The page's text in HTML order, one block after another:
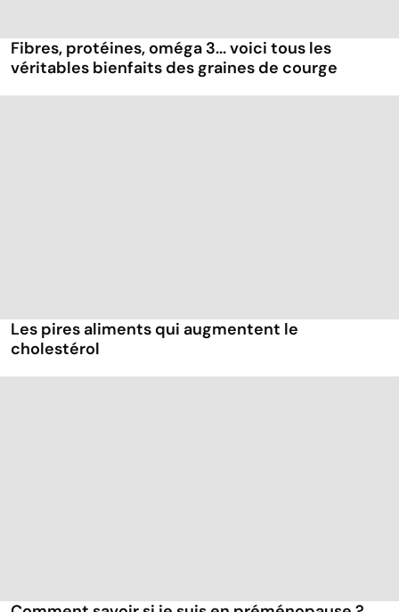
Fibres, protéines, oméga 3... voici tous les
véritables bienfaits des graines de courge
Les pires aliments qui augmentent le
cholestérol